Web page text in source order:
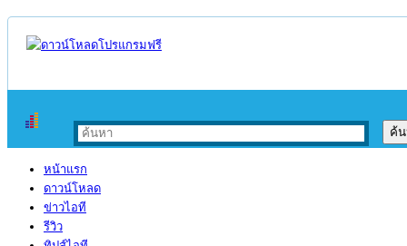
หน้าแรก
ดาวน์โหลด
ข่าวไอที
รีวิว